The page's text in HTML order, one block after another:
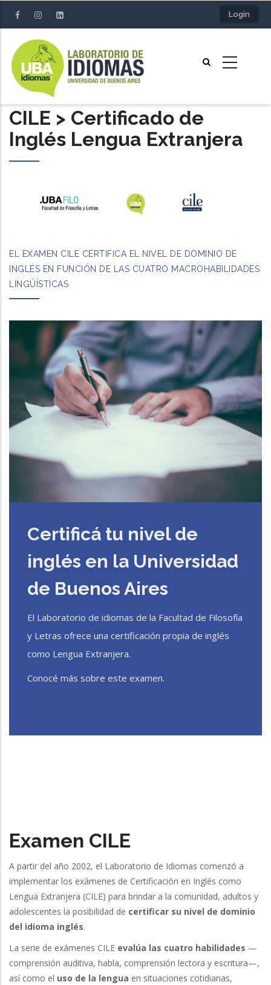
content
Login
CILE > Certificado de
Inglés Lengua Extranjera
EL EXAMEN CILE CERTIFICA EL NIVEL DE DOMINIO DE
INGLÉS EN FUNCIÓN DE LAS CUATRO MACROHABILIDADES
LINGÜÍSTICAS
Certificá tu nivel de
inglés en la Universidad
de Buenos Aires
El Laboratorio de idiomas de la Facultad de Filosofía
y Letras ofrece una certificación propia de inglés
como Lengua Extranjera.
Conocé más sobre este examen.
Examen CILE
A partir del año 2002, el Laboratorio de Idiomas comenzó a
implementar los exámenes de Certificación en Inglés como
Lengua Extranjera (CILE) para brindar a la comunidad, adultos y
adolescentes la posibilidad de certificar su nivel de dominio
del idioma inglés.
La serie de exámenes CILE evalúa las cuatro habilidades —
comprensión auditiva, habla, comprensión lectora y escritura—,
así como el uso de la lengua en situaciones cotidianas,